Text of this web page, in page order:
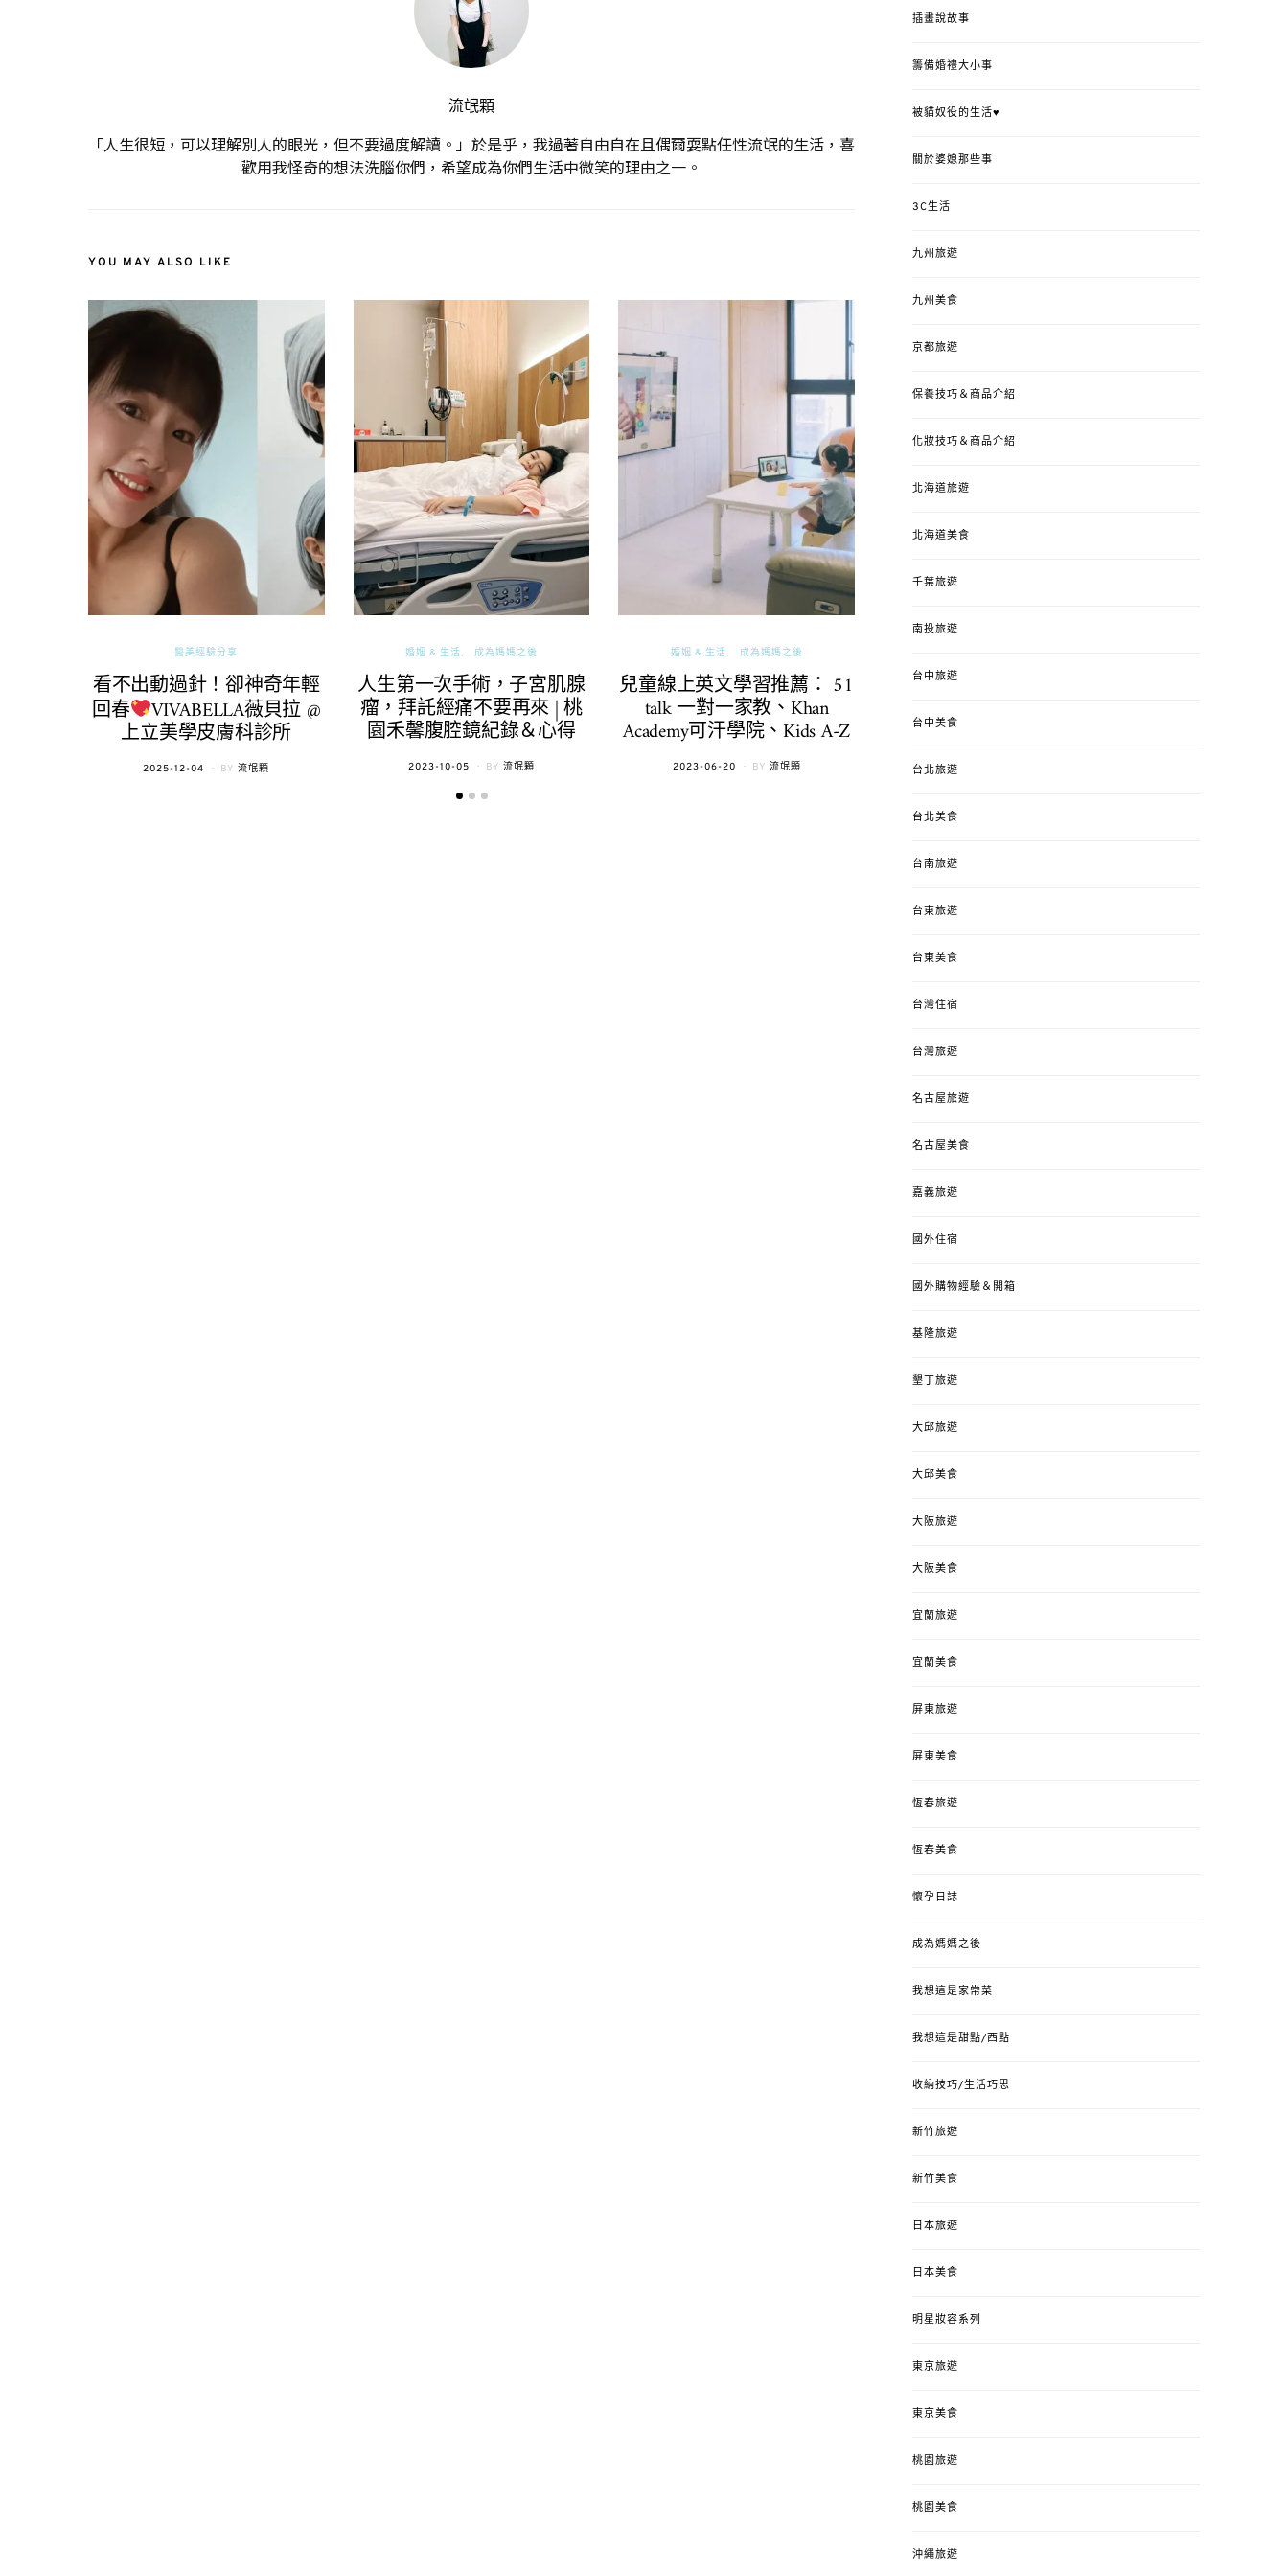
流氓顆
「人生很短，可以理解別人的眼光，但不要過度解讀。」於是乎，我過著自由自在且偶爾耍點任性流氓的生活，喜
歡用我怪奇的想法洗腦你們，希望成為你們生活中微笑的理由之一。
YOU MAY ALSO LIKE
醫美經驗分享
看不出動過針！卻神奇年輕
回春 VIVABELLA薇貝拉 @
上立美學皮膚科診所
POSTED
2025-12-04 BY 流氓顆
婚姻 & 生活 成為媽媽之後
人生第一次手術，子宮肌腺
瘤，拜託經痛不要再來 | 桃
園禾馨腹腔鏡紀錄＆心得
POSTED
2023-10-05 BY 流氓顆
婚姻 & 生活 成為媽媽之後
兒童線上英文學習推薦： 51
talk 一對一家教、Khan
Academy可汗學院、Kids A-Z
POSTED
2023-06-20 BY 流氓顆
4y3m ：視力檢查、練習犯
錯、認識華德福
插畫說故事
籌備婚禮大小事
被貓奴役的生活♥
關於婆媳那些事
3C生活
九州旅遊
九州美食
京都旅遊
保養技巧＆商品介紹
化妝技巧＆商品介紹
北海道旅遊
北海道美食
千葉旅遊
南投旅遊
台中旅遊
台中美食
台北旅遊
台北美食
台南旅遊
台東旅遊
台東美食
台灣住宿
台灣旅遊
名古屋旅遊
名古屋美食
嘉義旅遊
國外住宿
國外購物經驗＆開箱
基隆旅遊
墾丁旅遊
大邱旅遊
大邱美食
大阪旅遊
大阪美食
宜蘭旅遊
宜蘭美食
屏東旅遊
屏東美食
恆春旅遊
恆春美食
懷孕日誌
成為媽媽之後
我想這是家常菜
我想這是甜點/西點
收納技巧/生活巧思
新竹旅遊
新竹美食
日本旅遊
日本美食
明星妝容系列
東京旅遊
東京美食
桃園旅遊
桃園美食
沖繩旅遊